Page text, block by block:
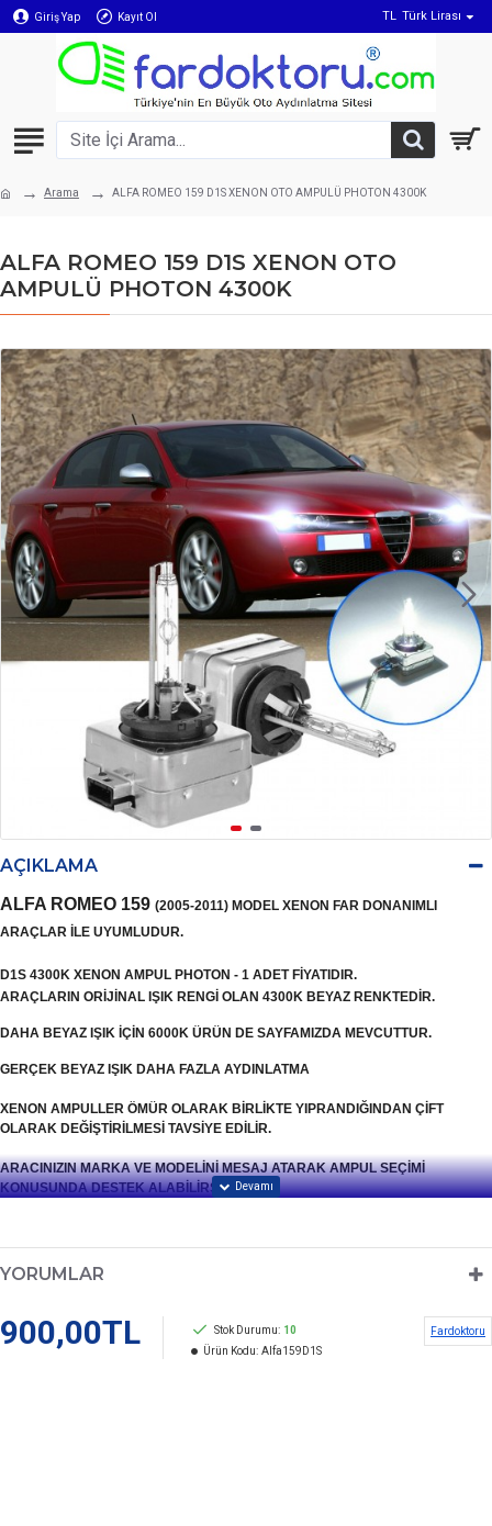
Giriş Yap Kayıt Ol TL Türk Lirası
Arama ALFA ROMEO 159 D1S XENON OTO AMPULÜ PHOTON 4300K
ALFA ROMEO 159 D1S XENON OTO
AMPULÜ PHOTON 4300K
AÇIKLAMA
ALFA ROMEO 159 (2005-2011) MODEL XENON FAR DONANIMLI
ARAÇLAR İLE UYUMLUDUR.
D1S 4300K XENON AMPUL PHOTON - 1 ADET FİYATIDIR.
ARAÇLARIN ORİJİNAL IŞIK RENGİ OLAN 4300K BEYAZ RENKTEDİR.
DAHA BEYAZ IŞIK İÇİN 6000K ÜRÜN DE SAYFAMIZDA MEVCUTTUR.
GERÇEK BEYAZ IŞIK DAHA FAZLA AYDINLATMA
XENON AMPULLER ÖMÜR OLARAK BİRLİKTE YIPRANDIĞINDAN ÇİFT
OLARAK DEĞİŞTİRİLMESİ TAVSİYE EDİLİR.
ARACINIZIN MARKA VE MODELİNİ MESAJ ATARAK AMPUL SEÇİMİ
KONUSUNDA DESTEK ALABİLİRSİNİZ.
YORUMLAR
900,00TL Stok Durumu: 10
Ürün Kodu: Alfa159D1S
Fardoktoru